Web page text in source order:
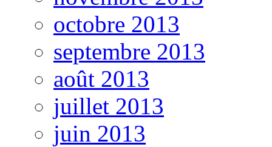
octobre 2013
septembre 2013
août 2013
juillet 2013
juin 2013